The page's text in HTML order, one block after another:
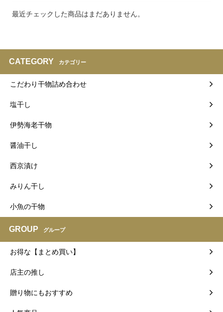
最近チェックした商品はまだありません。
CATEGORY カテゴリー
こだわり干物詰め合わせ
塩干し
伊勢海老干物
醤油干し
西京漬け
みりん干し
小魚の干物
GROUP グループ
お得な【まとめ買い】
店主の推し
贈り物にもおすすめ